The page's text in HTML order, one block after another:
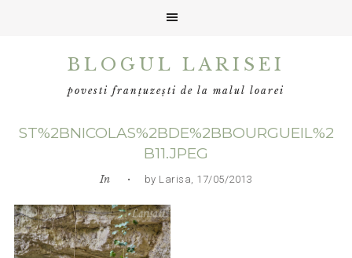
BLOGUL LARISEI
povesti franțuzești de la malul loarei
ST%2BNICOLAS%2BDE%2BBOURGUEIL%2
B11.JPEG
In • by Larisa, 17/05/2013